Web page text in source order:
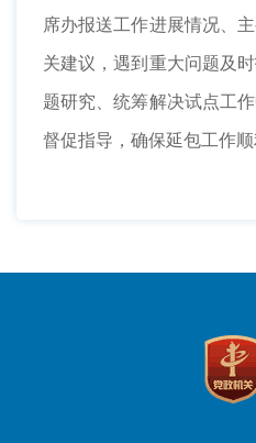
席办报送工作进展情况、
关建议，遇到重大问题及
题研究、统筹解决试点工
督促指导，确保延包工作顺